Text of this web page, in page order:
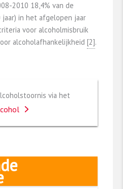
2010 18,4% van de
in het afgelopen jaar
voor alcoholmisbruik
alcoholafhankelijkheid ​[2]​.
via het